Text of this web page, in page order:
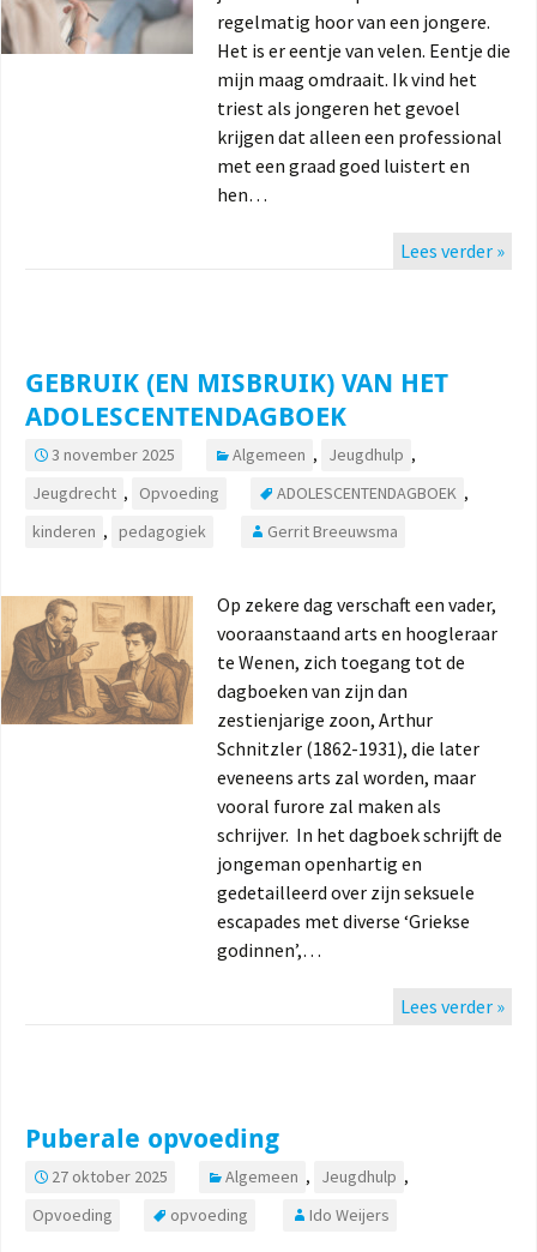
regelmatig hoor van een jongere.
Het is er eentje van velen. Eentje die
mijn maag omdraait. Ik vind het
triest als jongeren het gevoel
krijgen dat alleen een professional
met een graad goed luistert en
hen…
Lees verder »
GEBRUIK (EN MISBRUIK) VAN HET
ADOLESCENTENDAGBOEK
3 november 2025 Algemeen , Jeugdhulp ,
Jeugdrecht , Opvoeding ADOLESCENTENDAGBOEK ,
kinderen , pedagogiek Gerrit Breeuwsma
Op zekere dag verschaft een vader,
vooraanstaand arts en hoogleraar
te Wenen, zich toegang tot de
dagboeken van zijn dan
zestienjarige zoon, Arthur
Schnitzler (1862-1931), die later
eveneens arts zal worden, maar
vooral furore zal maken als
schrijver. In het dagboek schrijft de
jongeman openhartig en
gedetailleerd over zijn seksuele
escapades met diverse ‘Griekse
godinnen’,…
Lees verder »
Puberale opvoeding
27 oktober 2025 Algemeen , Jeugdhulp ,
Opvoeding
opvoeding Ido Weijers